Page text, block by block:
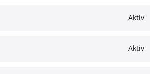
Aktiv
Aktiv